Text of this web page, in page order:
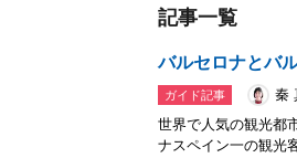
記事一覧
バルセロナとバ
ガイド記事
秦
世界で人気の観光都
ナスペイン一の観光